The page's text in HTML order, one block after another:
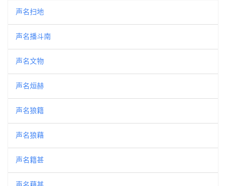
声名扫地
声名播斗南
声名文物
声名烜赫
声名狼籍
声名狼藉
声名籍甚